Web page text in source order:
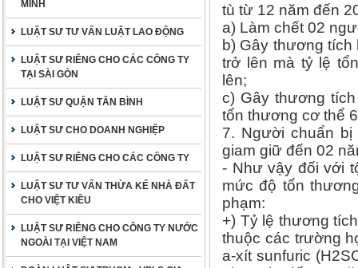
MINH
LUẬT SƯ TƯ VẤN LUẬT LAO ĐỘNG
LUẬT SƯ RIÊNG CHO CÁC CÔNG TY
TẠI SÀI GÒN
LUẬT SƯ QUẬN TÂN BÌNH
LUẬT SƯ CHO DOANH NGHIỆP
LUẬT SƯ RIÊNG CHO CÁC CÔNG TY
LUẬT SƯ TƯ VẤN THỪA KẾ NHÀ ĐẤT
CHO VIỆT KIỀU
LUẬT SƯ RIÊNG CHO CÔNG TY NƯỚC
NGOÀI TẠI VIỆT NAM
tù từ 12 năm đến
a) Làm chết 02
b) Gây thương
trở lên mà tỷ lệ
lên;
c) Gây thương
tổn thương cơ thể
7. Người chuẩn
giam giữ đến 02
- Như vậy đối với
mức độ tổn
phạm:
+) Tỷ lệ thương
thuộc các trường
a-xít sunfuric